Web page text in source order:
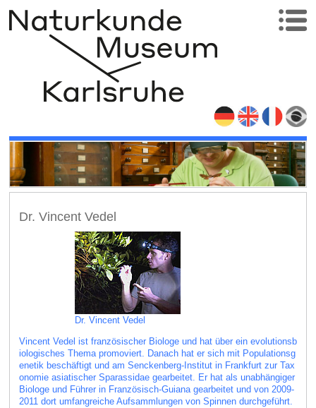
Dr. Vincent Vedel
Dr. Vincent Vedel
Vincent Vedel ist französischer Biologe und hat über ein evolutionsb
iologisches Thema promoviert. Danach hat er sich mit Populationsg
enetik beschäftigt und am Senckenberg-Institut in Frankfurt zur Tax
onomie asiatischer Sparassidae gearbeitet. Er hat als unabhängiger
Biologe und Führer in Französisch-Guiana gearbeitet und von 2009-
2011 dort umfangreiche Aufsammlungen von Spinnen durchgeführt.